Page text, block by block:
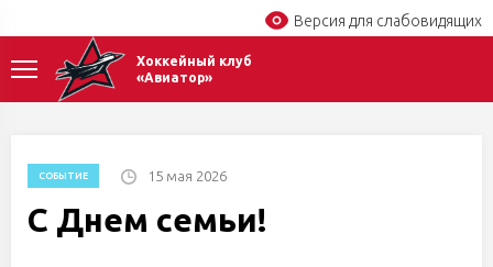
Версия для слабовидящих
Хоккейный клуб
«Авиатор»
СОБЫТИЕ 15 мая 2026
С Днем семьи!